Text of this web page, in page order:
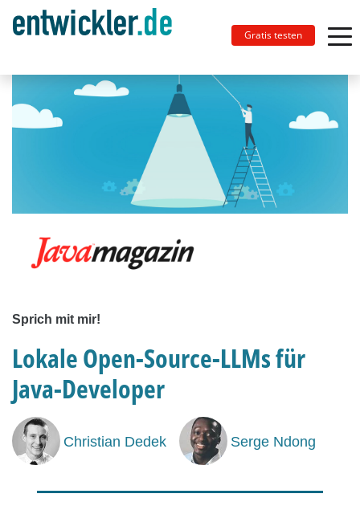
Gratis testen
Sprich mit mir!
Lokale Open-Source-LLMs für
Java-Developer
Christian Dedek Serge Ndong